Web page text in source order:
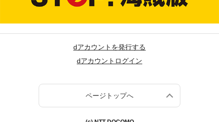
dアカウントを発行する
dアカウントログイン
ページトップへ